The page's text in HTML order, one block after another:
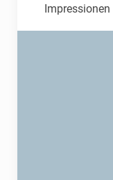
Impressionen